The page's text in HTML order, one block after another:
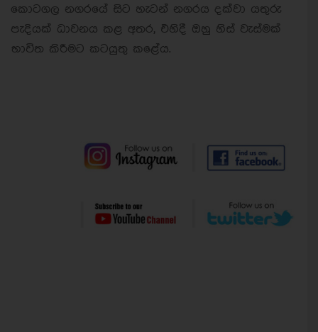
කොටගල නගරයේ සිට හැටන් නගරය දක්වා යතුරු
පැදියක් ධාවනය කළ අතර, එහිදී ඔහු හිස් වැස්මක්
භාවිත කිරීමට කටයුතු කළේය.